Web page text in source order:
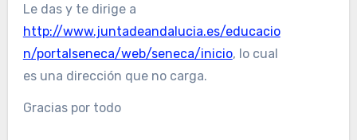
Le das y te dirige a
http://www.juntadeandalucia.es/educacio
n/portalseneca/web/seneca/inicio, lo cual
es una dirección que no carga.
Gracias por todo